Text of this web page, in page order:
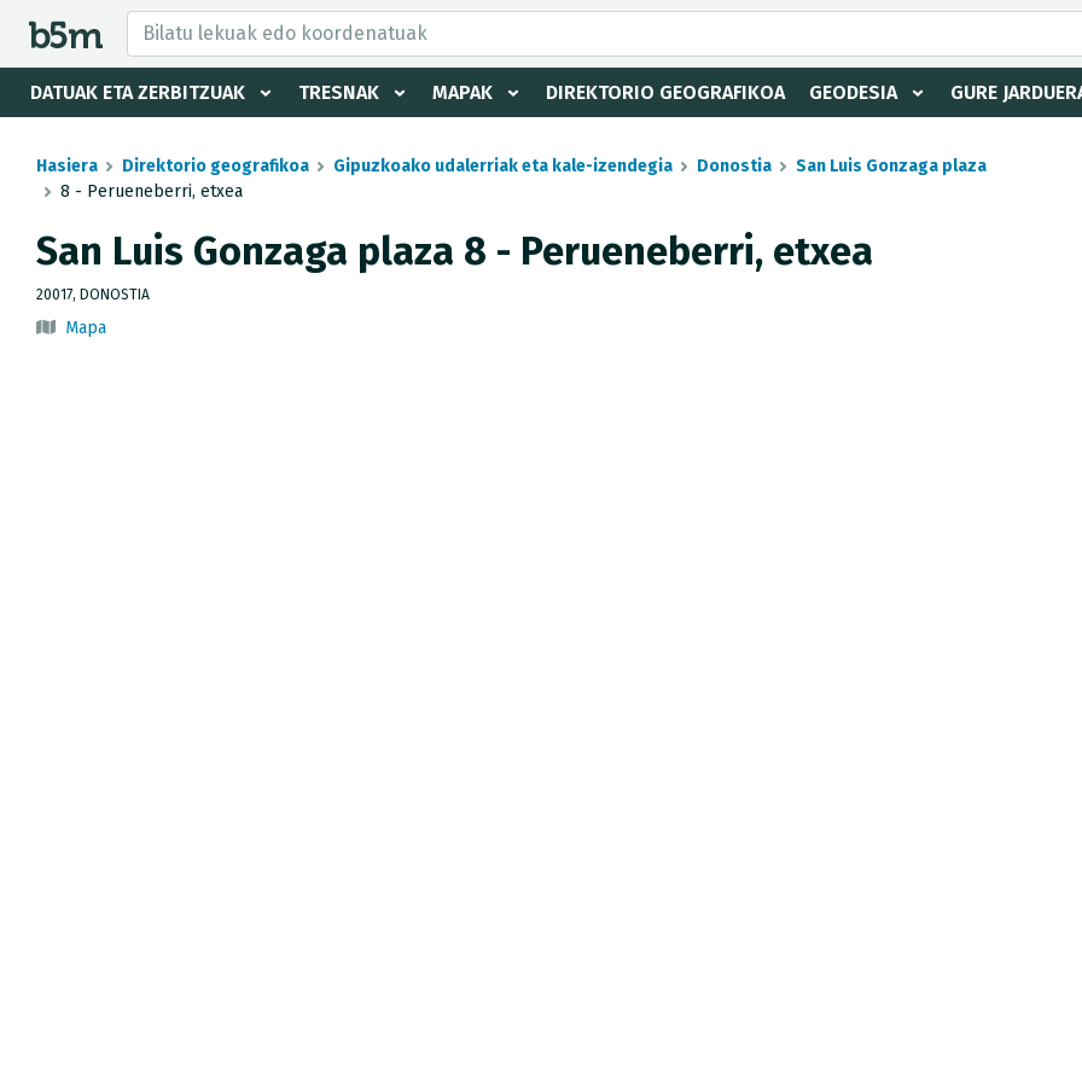
DATUAK ETA ZERBITZUAK TRESNAK MAPAK DIREKTORIO GEOGRAFIKOA GEODESIA GURE
eta direktorioa izkutatu
Hasiera Direktorio geografikoa Gipuzkoako udalerriak eta kale-izendegia Donostia
San Luis Gonzaga plaza
8 - Perueneberri, etxea
San Luis Gonzaga plaza 8 - Perueneberri, etxea
20017, DONOSTIA
Mapa